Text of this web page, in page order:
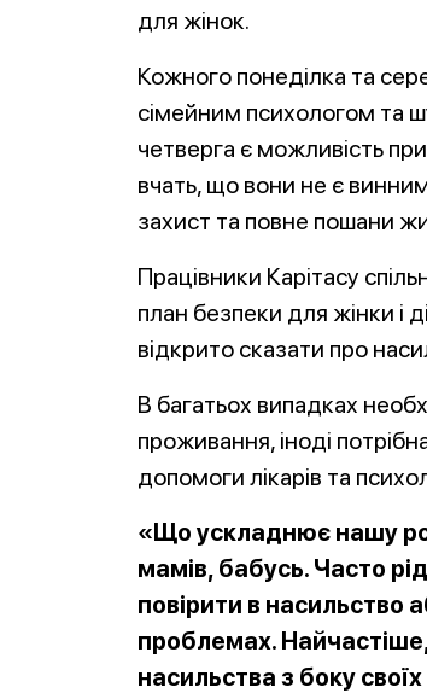
для жінок.
Кожного понеділка та
сімейним психологом та
четверга є можливість
вчать, що вони не є
захист та повне пошани
Працівники Карітасу
план безпеки для жінки і
відкрито сказати про
В багатьох випадках
проживання, іноді
допомоги лікарів та
«Що ускладнює нашу
мамів, бабусь. Часто
повірити в насильство
проблемах.
насильства з боку